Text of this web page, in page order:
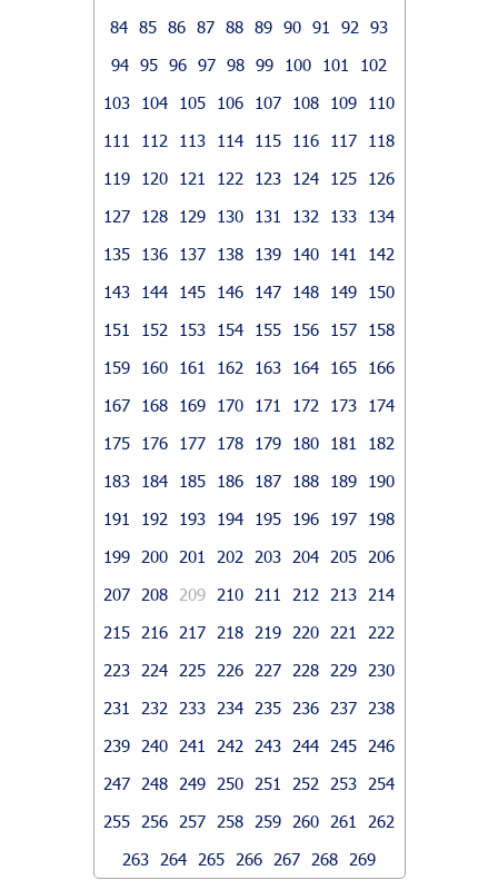
84 85 86 87 88 89 90 91 92
93
94 95 96 97 98 99 100 101
102
103
104 105 106 107 108 109
110
111
112 113 114 115 116 117
118
119
120 121 122 123 124 125
126
127
128 129 130 131 132 133
134
135
136 137 138 139 140 141
142
143
144 145 146 147 148 149
150
151
152 153 154 155 156 157
158
159
160 161 162 163 164 165
166
167
168 169 170 171 172 173
174
175
176 177 178 179 180 181
182
183
184 185 186 187 188 189
190
191
192 193 194 195 196 197
198
199
200 201 202 203 204 205
206
207
208 209 210 211 212 213
214
215
216 217 218 219 220 221
222
223
224 225 226 227 228 229
230
231
232 233 234 235 236 237
238
239
240 241 242 243 244 245
246
247
248 249 250 251 252 253
254
255
256 257 258 259 260 261
262
263
264 265 266 267 268 269